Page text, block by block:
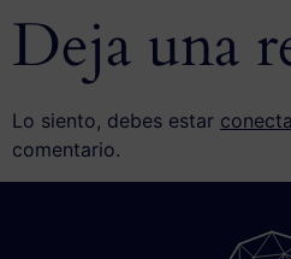
Deja una
Lo siento, debes estar
comentario.